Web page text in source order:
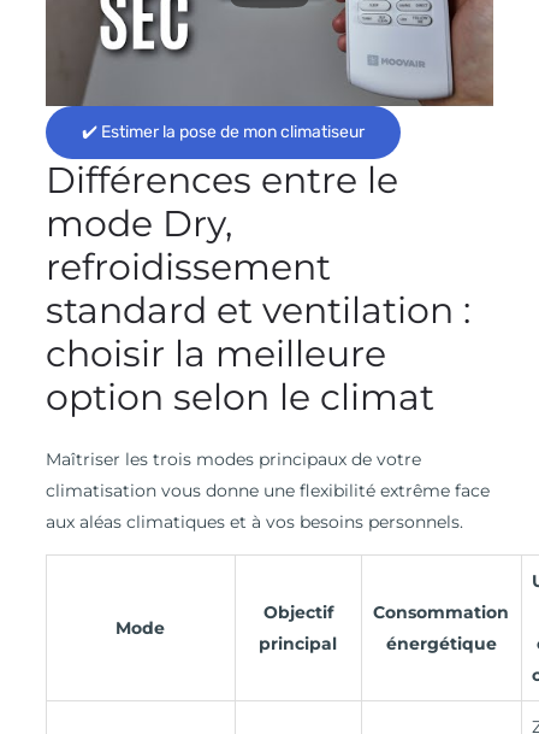
✔️ Estimer la pose de mon climatiseur
Différences entre le
mode Dry,
refroidissement
standard et ventilation :
choisir la meilleure
option selon le climat
Maîtriser les trois modes principaux de votre
climatisation vous donne une flexibilité extrême face
aux aléas climatiques et à vos besoins personnels.
Mode
Objectif
principal
Consommation
énergétique